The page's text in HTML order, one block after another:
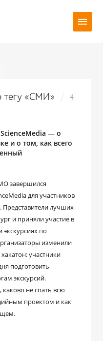
тегу «СМИ»
4
— о
и о том, как всего
завершился
для участников
Представители лучших
и приняли участие в
по
изменили
участники
подготовить
экскурсий.
каково не спать всю
проектом и как